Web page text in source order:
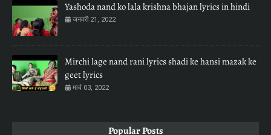
Yashoda nand ko lala krishna bhajan lyrics in hindi
जनवरी 21, 2022
Mirchi lage nand rani lyrics shadi ke hansi mazak ke
geet lyrics
मार्च 03, 2022
Popular Posts